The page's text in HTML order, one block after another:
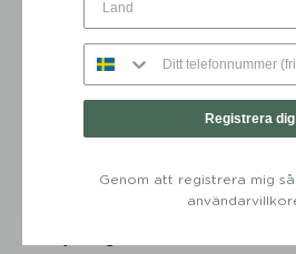
Registrera dig
Genom att registrera mig